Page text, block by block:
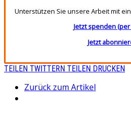
Unterstützen Sie unsere Arbeit mit
Jetzt spenden (per
Jetzt
TEILEN TWITTERN TEILEN DRUCKEN
Zurück zum Artikel